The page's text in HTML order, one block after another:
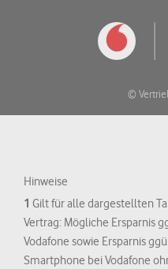
©
Hinweise
1 Gilt für alle dargestellten
Vertrag: Mögliche Ersparnis
Vodafone sowie Ersparnis
Smartphone bei Vodafone